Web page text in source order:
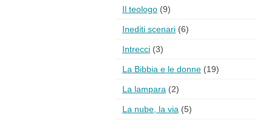
Il teologo (9)
Inediti scenari (6)
Intrecci (3)
La Bibbia e le donne (19)
La lampara (2)
La nube, la via (5)